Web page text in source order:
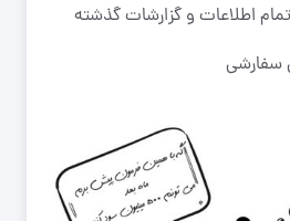
اطلاعات و گزارشات گذشته
سفارشی